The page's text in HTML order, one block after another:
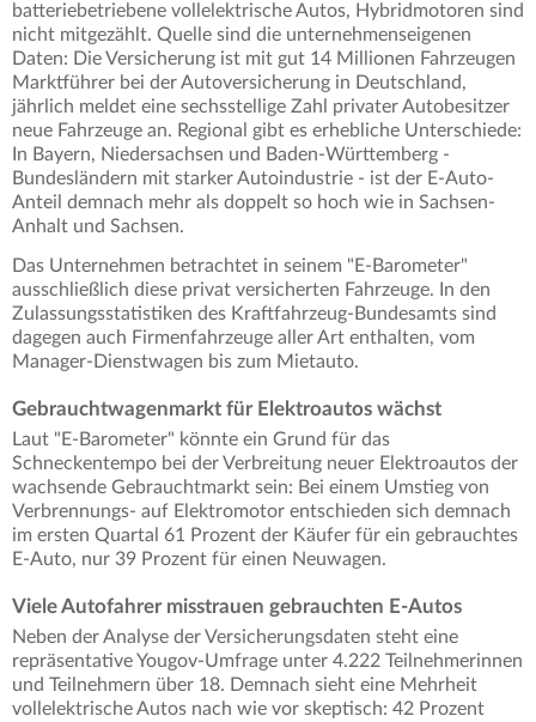
batteriebetriebene vollelektrische Autos, Hybridmotoren sind
nicht mitgezählt. Quelle sind die unternehmenseigenen
Daten: Die Versicherung ist mit gut 14 Millionen Fahrzeugen
Marktführer bei der Autoversicherung in Deutschland,
jährlich meldet eine sechsstellige Zahl privater Autobesitzer
neue Fahrzeuge an. Regional gibt es erhebliche Unterschiede:
In Bayern, Niedersachsen und Baden-Württemberg -
Bundesländern mit starker Autoindustrie - ist der E-Auto-
Anteil demnach mehr als doppelt so hoch wie in Sachsen-
Anhalt und Sachsen.
Das Unternehmen betrachtet in seinem "E-Barometer"
ausschließlich diese privat versicherten Fahrzeuge. In den
Zulassungsstatistiken des Kraftfahrzeug-Bundesamts sind
dagegen auch Firmenfahrzeuge aller Art enthalten, vom
Manager-Dienstwagen bis zum Mietauto.
Gebrauchtwagenmarkt für Elektroautos wächst
Laut "E-Barometer" könnte ein Grund für das
Schneckentempo bei der Verbreitung neuer Elektroautos der
wachsende Gebrauchtmarkt sein: Bei einem Umstieg von
Verbrennungs- auf Elektromotor entschieden sich demnach
im ersten Quartal 61 Prozent der Käufer für ein gebrauchtes
E-Auto, nur 39 Prozent für einen Neuwagen.
Viele Autofahrer misstrauen gebrauchten E-Autos
Neben der Analyse der Versicherungsdaten steht eine
repräsentative Yougov-Umfrage unter 4.222 Teilnehmerinnen
und Teilnehmern über 18. Demnach sieht eine Mehrheit
vollelektrische Autos nach wie vor skeptisch: 42 Prozent